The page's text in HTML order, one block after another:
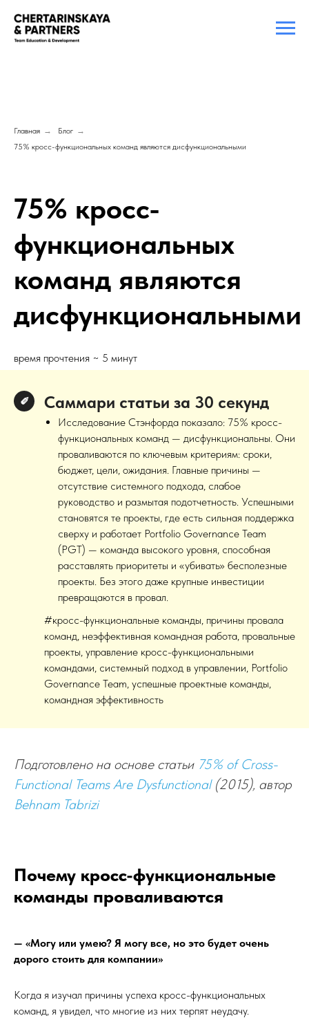
Главная → Блог →
75% кросс-функциональных команд являются дисфункциональными
75% кросс-
функциональных
команд являются
дисфункциональными
время прочтения ~ 5 минут
✐ Саммари статьи за 30 секунд
Исследование Стэнфорда показало: 75% кросс-
функциональных команд — дисфункциональны. Они
проваливаются по ключевым критериям: сроки,
бюджет, цели, ожидания. Главные причины —
отсутствие системного подхода, слабое
руководство и размытая подотчетность. Успешными
становятся те проекты, где есть сильная поддержка
сверху и работает Portfolio Governance Team
(PGT) — команда высокого уровня, способная
расставлять приоритеты и «убивать» бесполезные
проекты. Без этого даже крупные инвестиции
превращаются в провал.
#кросс-функциональные команды, причины провала
команд, неэффективная командная работа, провальные
проекты, управление кросс-функциональными
командами, системный подход в управлении, Portfolio
Governance Team, успешные проектные команды,
командная эффективность
Подготовлено на основе статьи 75% of Cross-
Functional Teams Are Dysfunctional(2015), автор
Behnam Tabrizi
Почему кросс-функциональные
команды проваливаются
— «Могу или умею? Я могу все, но это будет очень
дорого стоить для компании»
Когда я изучал причины успеха кросс-функциональных
команд, я увидел, что многие из них терпят неудачу.